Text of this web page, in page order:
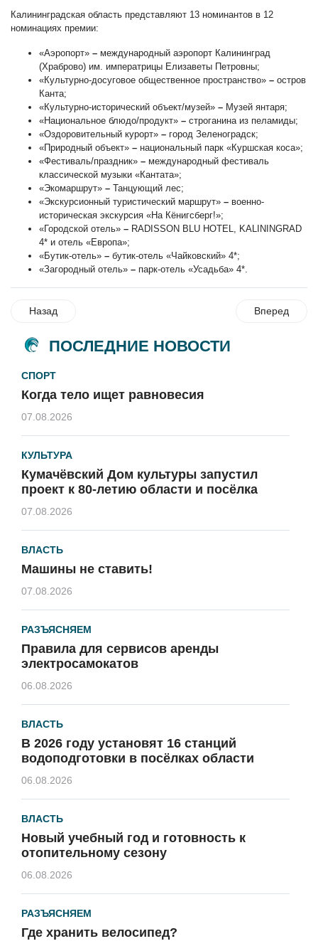
Калининградская область представляют 13 номинантов в 12
номинациях премии:
«Аэропорт» – международный аэропорт Калининград
(Храброво) им. императрицы Елизаветы Петровны;
«Культурно-досуговое общественное пространство» – остров
Канта;
«Культурно-исторический объект/музей» – Музей янтаря;
«Национальное блюдо/продукт» – строганина из пеламиды;
«Оздоровительный курорт» – город Зеленоградск;
«Природный объект» – национальный парк «Куршская коса»;
«Фестиваль/праздник» – международный фестиваль
классической музыки «Кантата»;
«Экомаршрут» – Танцующий лес;
«Экскурсионный туристический маршрут» – военно-
историческая экскурсия «На Кёнигсберг!»;
«Городской отель» – RADISSON BLU HOTEL, KALININGRAD
4* и отель «Европа»;
«Бутик-отель» – бутик-отель «Чайковский» 4*;
«Загородный отель» – парк-отель «Усадьба» 4*.
Назад Вперед
ПОСЛЕДНИЕ НОВОСТИ
СПОРТ
Когда тело ищет равновесия
07.08.2026
КУЛЬТУРА
Кумачёвский Дом культуры запустил
проект к 80-летию области и посёлка
07.08.2026
ВЛАСТЬ
Машины не ставить!
07.08.2026
РАЗЪЯСНЯЕМ
Правила для сервисов аренды
электросамокатов
06.08.2026
ВЛАСТЬ
В 2026 году установят 16 станций
водоподготовки в посёлках области
06.08.2026
ВЛАСТЬ
Новый учебный год и готовность к
отопительному сезону
06.08.2026
РАЗЪЯСНЯЕМ
Где хранить велосипед?